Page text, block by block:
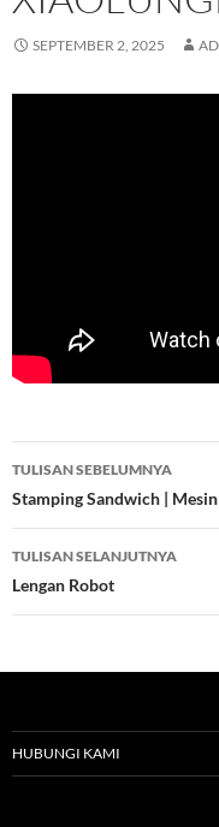
SEPTEMBER 2, 2025
Navigasi
Tulisan
TULISAN SEBELUMNYA
Stamping Sandwich |
TULISAN SELANJUTNYA
Lengan Robot
HUBUNGI KAMI